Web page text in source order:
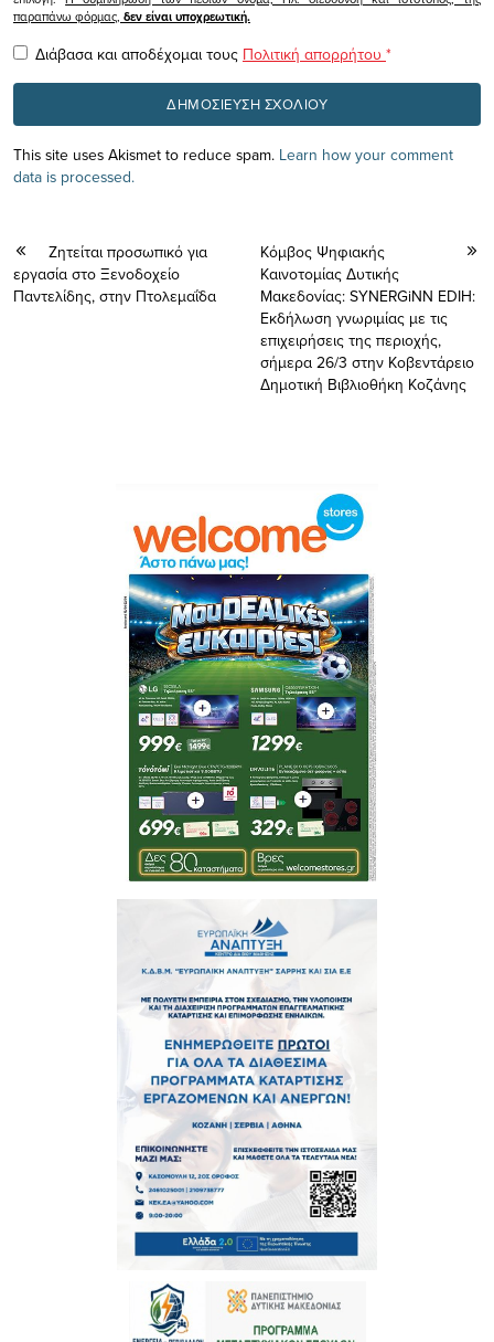
παραπάνω φόρμας, δεν είναι υποχρεωτική.
Διάβασα και αποδέχομαι τους Πολιτική απορρήτου *
This site uses Akismet to reduce spam. Learn how your comment
data is processed.
Ζητείται προσωπικό για
εργασία στο Ξενοδοχείο
Παντελίδης, στην Πτολεμαΐδα
Κόμβος Ψηφιακής
Καινοτομίας Δυτικής
Μακεδονίας: SYNERGiNN EDIH:
Εκδήλωση γνωριμίας με τις
επιχειρήσεις της περιοχής,
σήμερα 26/3 στην Κοβεντάρειο
Δημοτική Βιβλιοθήκη Κοζάνης